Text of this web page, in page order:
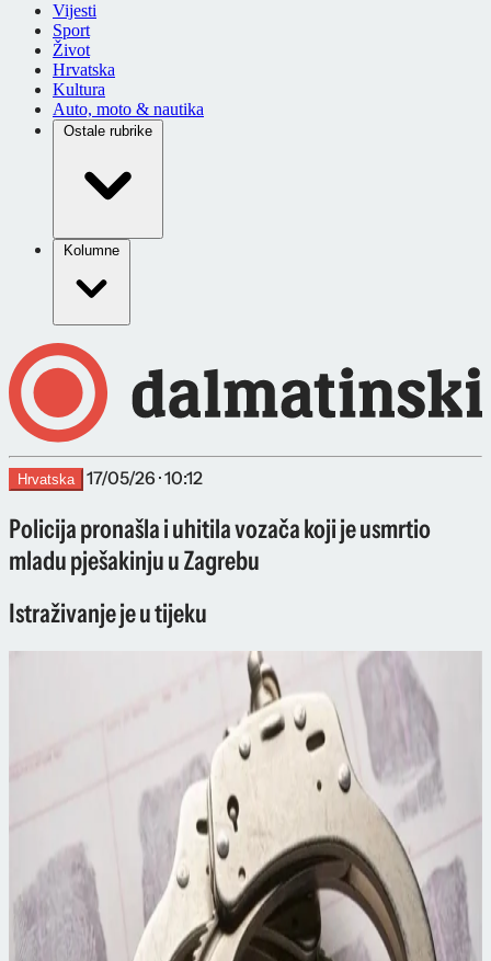
Vijesti
Sport
Život
Hrvatska
Kultura
Auto, moto & nautika
Ostale rubrike
Kolumne
Hrvatska 17/05/26 · 10:12
Policija pronašla i uhitila vozača koji je usmrtio
mladu pješakinju u Zagrebu
Istraživanje je u tijeku